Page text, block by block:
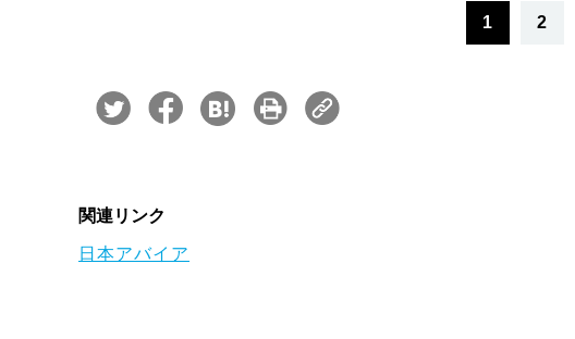
1 2
関連リンク
日本アバイア